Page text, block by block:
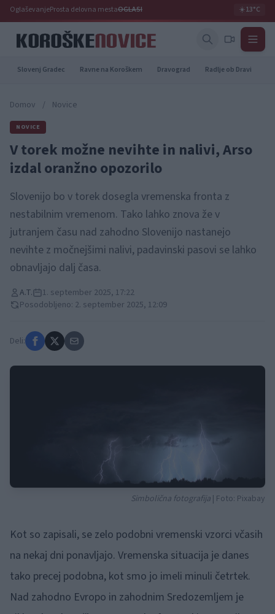
OglaševanjeProsta delovna mestaOGLASI ☀️13°C
Slovenj Gradec Ravne na Koroškem Dravograd Radlje ob Dravi
Domov / Novice
NOVICE
V torek možne nevihte in nalivi, Arso
izdal oranžno opozorilo
Slovenijo bo v torek dosegla vremenska fronta z
nestabilnim vremenom. Tako lahko znova že v
jutranjem času nad zahodno Slovenijo nastanejo
nevihte z močnejšimi nalivi, padavinski pasovi se lahko
obnavljajo dalj časa.
A.T.
1. september 2025, 17:22
Posodobljeno: 2. september 2025, 12:09
Deli:
Simbolična fotografija | Foto: Pixabay
Kot so zapisali, se zelo podobni vremenski vzorci včasih
na nekaj dni ponavljajo. Vremenska situacija je danes
tako precej podobna, kot smo jo imeli minuli četrtek.
Nad zahodno Evropo in zahodnim Sredozemljem je